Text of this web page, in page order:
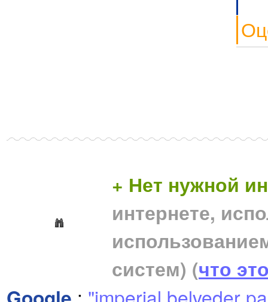
+ Нет нужной
интернете,
систем) (что
: "imperial belveder